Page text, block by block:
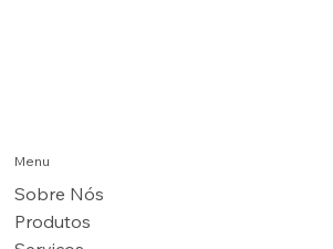
Menu
Sobre Nós
Produtos